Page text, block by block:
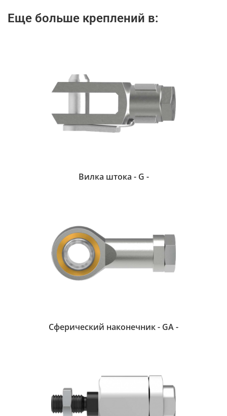
Еще больше креплений в:
Вилка штока - G -
Сферический наконечник - GA -